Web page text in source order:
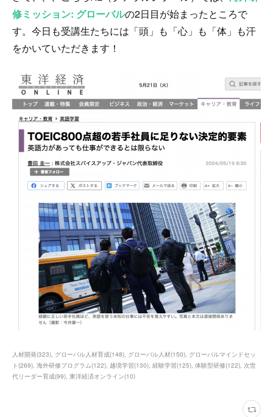
修ミッション: グローバルの2日目が始まったところで
す。今日も受講生たちには「頭」も「心」も「体」も汗
をかいていただきます！
人材開発(323) グローバル人材育成(148) グローバル人材(150) グローバルマインドセッ
ト(269) 海外研修プログラム(122) 越境学習(130) 経験学習(125) 体験型研修(122) 次世
代リーダー育成(99) 東洋経済オンライン(10)